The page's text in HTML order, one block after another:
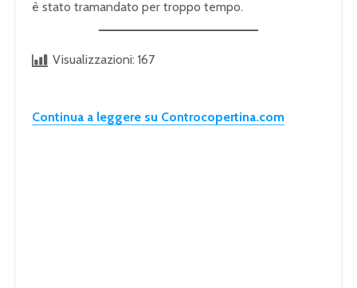
è stato tramandato per troppo tempo.
Visualizzazioni: 167
Continua a leggere su Controcopertina.com